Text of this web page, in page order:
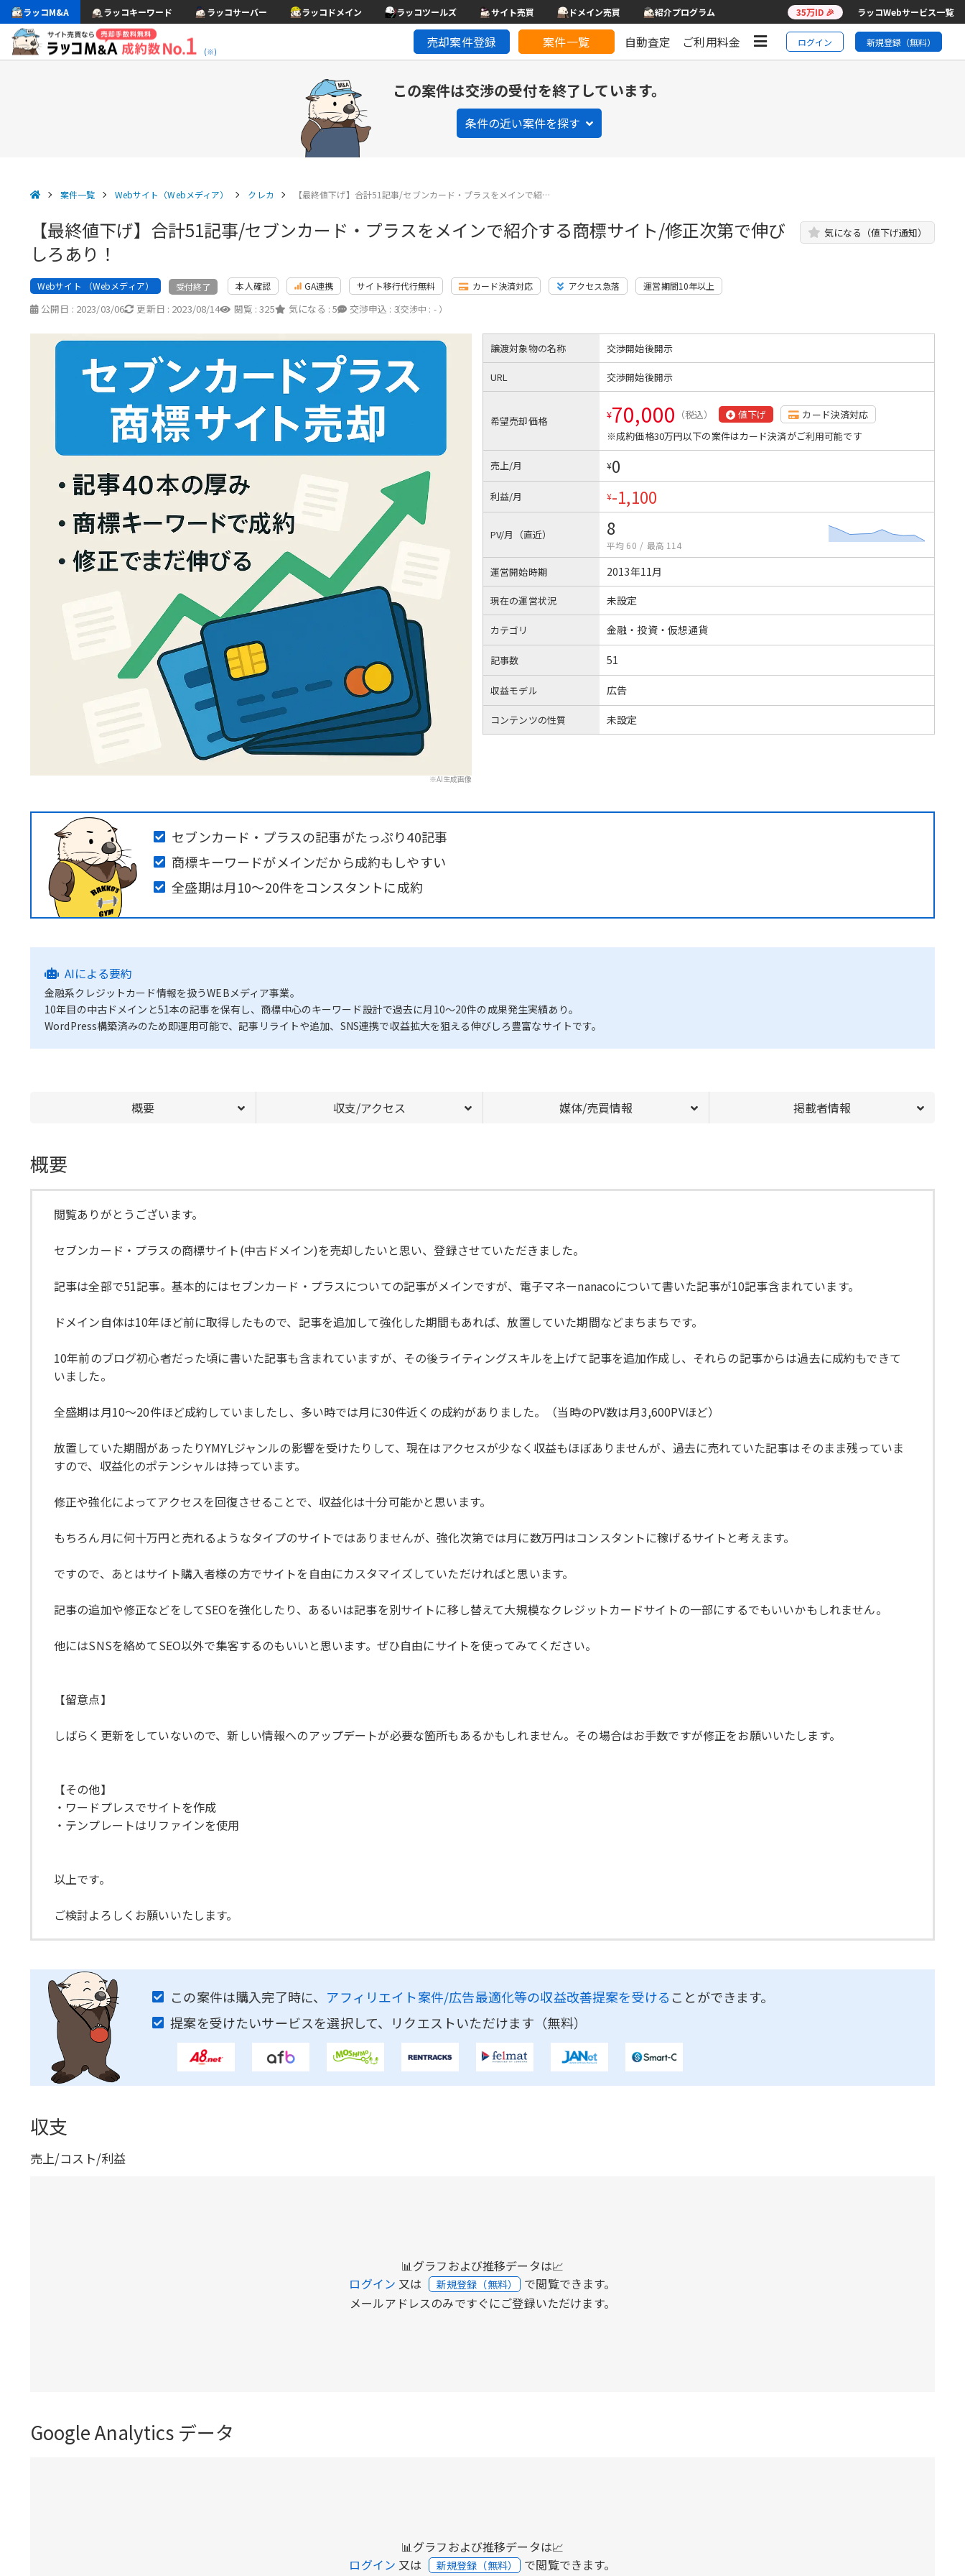
ラッコM&A ラッコキーワード ラッコサーバー ラッコドメイン ラッコツールズ サイト売買 ドメイン売買 紹介プログラム 35万ID 🎉 ラッコWebサービス一覧
(※)
売却案件登録 案件一覧 自動査定 ご利用料金 ログイン 新規登録（無料）
この案件は交渉の受付を終了しています。
条件の近い案件を探す
案件一覧 Webサイト（Webメディア） クレカ 【最終値下げ】合計51記事/セブンカード・プラスをメインで紹…
【最終値下げ】合計51記事/セブンカード・プラスをメインで紹介する商標サイト/修正次第で伸び
しろあり！
気になる（値下げ通知）
Webサイト （Webメディア） 受付終了 本人確認 GA連携 サイト移行代行無料 カード決済対応 アクセス急落 運営期間10年以上
公開日 : 2023/03/06 更新日 : 2023/08/14 閲覧 :325 気になる : 5 交渉申込 : 3
（交渉中 : - ）
※AI生成画像
譲渡対象物の名称 交渉開始後開示
URL 交渉開始後開示
希望売却価格 ¥70,000 （税込） 値下げ
カード決済対応
※成約価格30万円以下の案件はカード決済がご利用可能です
売上/月 ¥0
利益/月 ¥-1,100
PV/月（直近） 8
平均 60 / 最高 114
運営開始時期 2013年11月
現在の運営状況 未設定
カテゴリ 金融・投資・仮想通貨
記事数 51
収益モデル 広告
コンテンツの性質 未設定
セブンカード・プラスの記事がたっぷり40記事
商標キーワードがメインだから成約もしやすい
全盛期は月10～20件をコンスタントに成約
AIによる要約
金融系クレジットカード情報を扱うWEBメディア事業。
10年目の中古ドメインと51本の記事を保有し、商標中心のキーワード設計で過去に月10〜20件の成果発生実績あり。
WordPress構築済みのため即運用可能で、記事リライトや追加、SNS連携で収益拡大を狙える伸びしろ豊富なサイトです。
概要 収支/アクセス 媒体/売買情報 掲載者情報
概要
閲覧ありがとうございます。
セブンカード・プラスの商標サイト(中古ドメイン)を売却したいと思い、登録させていただきました。
記事は全部で51記事。基本的にはセブンカード・プラスについての記事がメインですが、電子マネーnanacoについて書いた記事が10記事含まれています。
ドメイン自体は10年ほど前に取得したもので、記事を追加して強化した期間もあれば、放置していた期間などまちまちです。
10年前のブログ初心者だった頃に書いた記事も含まれていますが、その後ライティングスキルを上げて記事を追加作成し、それらの記事からは過去に成約もできて
いました。
全盛期は月10～20件ほど成約していましたし、多い時では月に30件近くの成約がありました。（当時のPV数は月3,600PVほど）
放置していた期間があったりYMYLジャンルの影響を受けたりして、現在はアクセスが少なく収益もほぼありませんが、過去に売れていた記事はそのまま残っていま
すので、収益化のポテンシャルは持っています。
修正や強化によってアクセスを回復させることで、収益化は十分可能かと思います。
もちろん月に何十万円と売れるようなタイプのサイトではありませんが、強化次第では月に数万円はコンスタントに稼げるサイトと考えます。
ですので、あとはサイト購入者様の方でサイトを自由にカスタマイズしていただければと思います。
記事の追加や修正などをしてSEOを強化したり、あるいは記事を別サイトに移し替えて大規模なクレジットカードサイトの一部にするでもいいかもしれません。
他にはSNSを絡めてSEO以外で集客するのもいいと思います。ぜひ自由にサイトを使ってみてください。
【留意点】
しばらく更新をしていないので、新しい情報へのアップデートが必要な箇所もあるかもしれません。その場合はお手数ですが修正をお願いいたします。
【その他】
・ワードプレスでサイトを作成
・テンプレートはリファインを使用
以上です。
ご検討よろしくお願いいたします。
この案件は購入完了時に、 アフィリエイト案件/広告最適化等の収益改善提案を受ける ことができます。
提案を受けたいサービスを選択して、リクエストいただけます（無料）
収支
売上/コスト/利益
📊グラフおよび推移データは📈
ログイン 又は 新規登録（無料） で閲覧できます。
メールアドレスのみですぐにご登録いただけます。
Google Analytics データ
📊グラフおよび推移データは📈
ログイン 又は 新規登録（無料） で閲覧できます。